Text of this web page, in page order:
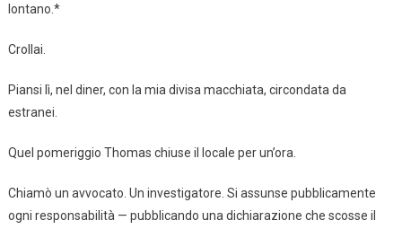
lontano.*
Crollai.
Piansi lì, nel diner, con la mia divisa macchiata, circondata da
estranei.
Quel pomeriggio Thomas chiuse il locale per un’ora.
Chiamò un avvocato. Un investigatore. Si assunse pubblicamente
ogni responsabilità — pubblicando una dichiarazione che scosse il